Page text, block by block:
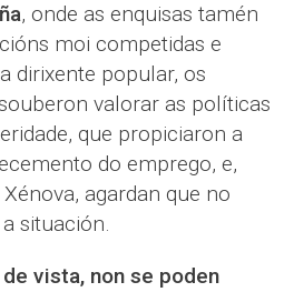
, onde as enquisas tamén
moi competidas e
dirixente popular, os
valorar as políticas
que propiciaron a
do emprego, e,
agardan que no
situación.
vista, non se poden